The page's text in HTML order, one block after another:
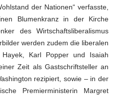
der Nationen“ verfasste,
Blumenkranz in der Kirche
des Wirtschaftsliberalismus
werden zudem die liberalen
Karl Popper und Isaiah
Zeit als Gastschriftsteller an
rezipiert, sowie – in der
Premierministerin Margret